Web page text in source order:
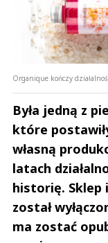
Organique kończy
Była jedną z
które
własną
latach
historię.
został
ma zostać